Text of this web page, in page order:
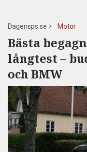
Dagensps.se Motor
Bästa
långtest –
och BMW